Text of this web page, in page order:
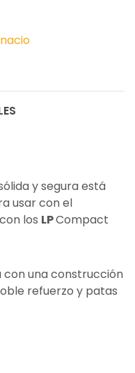
y segura está
usar con el
los LPCompact
con una construcción
refuerzo y patas